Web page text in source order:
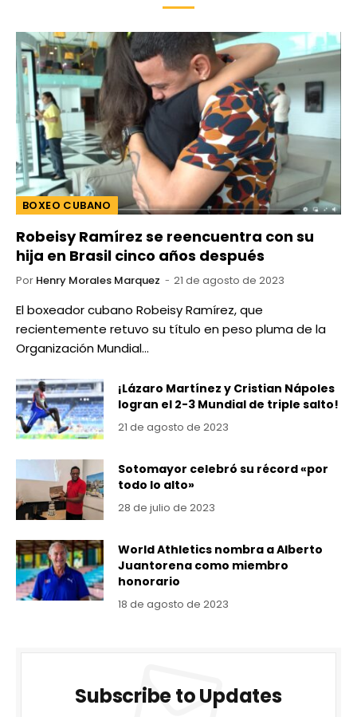
BOXEO CUBANO
Robeisy Ramírez se reencuentra con su
hija en Brasil cinco años después
Por Henry Morales Marquez 21 de agosto de 2023
El boxeador cubano Robeisy Ramírez, que
recientemente retuvo su título en peso pluma de la
Organización Mundial…
¡Lázaro Martínez y Cristian Nápoles
logran el 2-3 Mundial de triple salto!
21 de agosto de 2023
Sotomayor celebró su récord «por
todo lo alto»
28 de julio de 2023
World Athletics nombra a Alberto
Juantorena como miembro
honorario
18 de agosto de 2023
Subscribe to Updates